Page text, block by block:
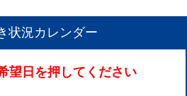
状況カレンダー
望日を押してください